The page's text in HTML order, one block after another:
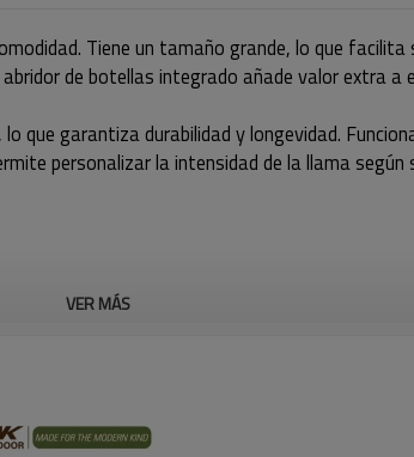
Tiene un tamaño grande, lo que
de botellas integrado añade valor extra
que garantiza durabilidad y longevidad.
personalizar la intensidad de la llama según
●Diseño multifuncional: el ZY-
VER MÁS